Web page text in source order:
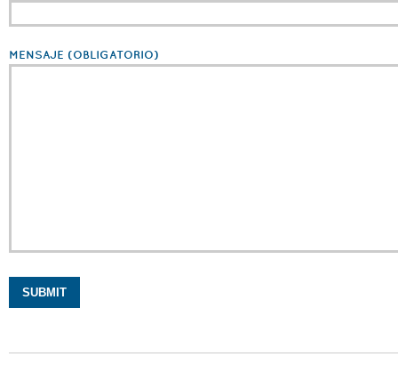
MENSAJE (OBLIGATORIO)